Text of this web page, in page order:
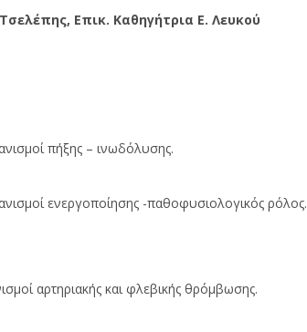
Επικ. Καθηγήτρια Ε. Λευκού
πήξης – ινωδόλυσης.
ενεργοποίησης -παθοφυσιολογικός ρόλος.
αρτηριακής και φλεβικής θρόμβωσης.